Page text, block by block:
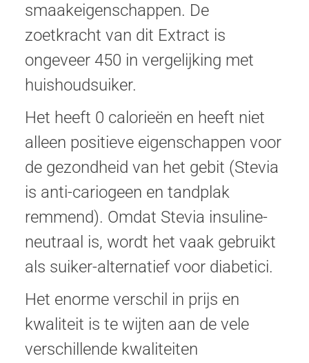
smaakeigenschappen. De
zoetkracht van dit Extract is
ongeveer 450 in vergelijking met
huishoudsuiker.
Het heeft 0 calorieën en heeft niet
alleen positieve eigenschappen voor
de gezondheid van het gebit (Stevia
is anti-cariogeen en tandplak
remmend). Omdat Stevia insuline-
neutraal is, wordt het vaak gebruikt
als suiker-alternatief voor diabetici.
Het enorme verschil in prijs en
kwaliteit is te wijten aan de vele
verschillende kwaliteiten